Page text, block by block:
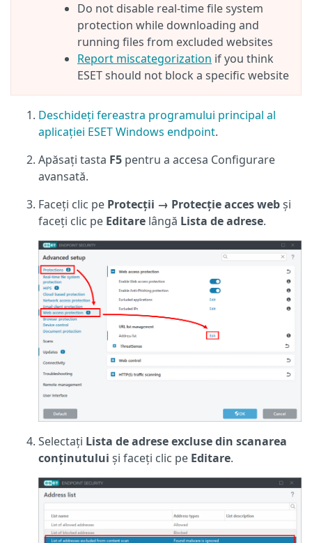
Do not disable real-time file system
protection while downloading and
running files from excluded websites
Report miscategorization if you think
ESET should not block a specific website
Deschideți fereastra programului principal al
aplicației ESET Windows endpoint.
Apăsați tasta F5 pentru a accesa Configurare
avansată.
Faceți clic pe Protecții → Protecție acces webși
faceți clic pe Editare lângă Lista de adrese.
Selectați Lista de adrese excluse din scanarea
conținutului și faceți clic pe Editare.